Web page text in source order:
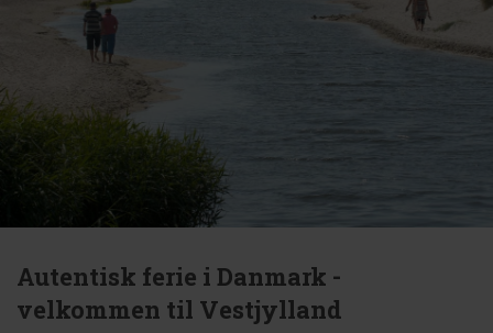
Autentisk ferie i Danmark -
velkommen til Vestjylland